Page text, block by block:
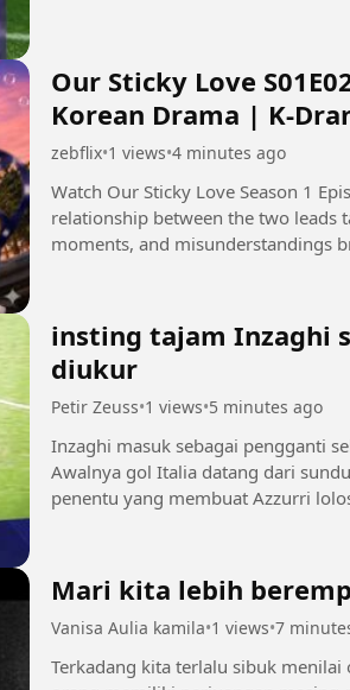
Our Sticky Love
Korean Drama | K-
zebflix•1 views•4 minutes ago
Watch Our Sticky Love Season 1 Episode 2 Hindi
relationship between the two leads
moments, and misunderstandings
insting tajam Inzaghi
diukur
Petir Zeuss•1 views•5 minutes ago
Inzaghi masuk sebagai pengganti
Awalnya gol Italia datang dari
penentu yang membuat Azzurri
Mari kita lebih
Vanisa Aulia kamila•1 views•7
Terkadang kita terlalu sibuk